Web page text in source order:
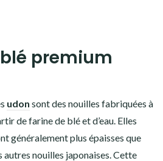
premium
udon sont des nouilles fabriquées à
de farine de blé et d’eau. Elles
généralement plus épaisses que
autres nouilles japonaises. Cette